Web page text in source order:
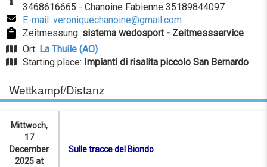
3468616665 - Chanoine Fabienne 35189844097
E-mail: veroniquechanoine@gmail.com
Zeitmessung: sistema wedosport - Zeitmessservice
Ort: La Thuile (AO)
Starting place: Impianti di risalita piccolo San Bernardo
Wettkampf/Distanz
Mittwoch,
17
December
2025 at
Sulle tracce del Biondo